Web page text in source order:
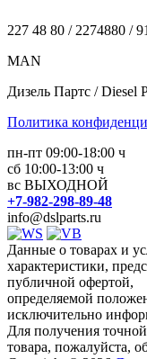
227 48 80 / 2274880 /
MAN
Дизель Партс / Diesel
Политика
пн-пт 09:00-18:00 ч
сб 10:00-13:00 ч
вс ВЫХОДНОЙ
+7-982-298-89-48
info@dslparts.ru
Данные о товарах и
характеристики,
публичной офертой,
определяемой
исключительно
Для получения
товара, пожалуйста,